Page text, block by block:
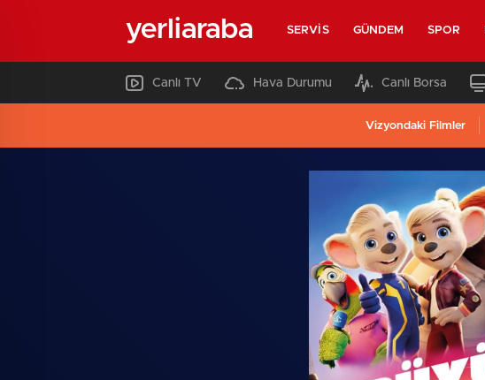
yerliaraba SERVIS GÜNDEM SPOR
Canlı TV Hava Durumu Canlı Borsa
Vizyondaki Filmler